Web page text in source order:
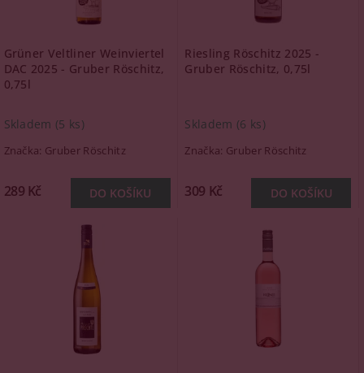
Grüner Veltliner Weinviertel
DAC 2025 - Gruber Röschitz,
0,75l
Skladem (5 ks)
Značka: Gruber Röschitz
289 Kč
Riesling Röschitz 2025 -
Gruber Röschitz, 0,75l
Skladem (6 ks)
Značka: Gruber Röschitz
309 Kč